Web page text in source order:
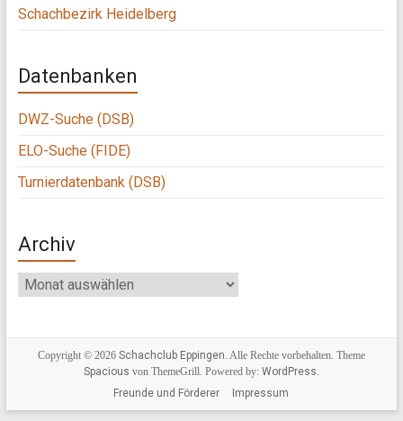
Schachbezirk Heidelberg
Datenbanken
DWZ-Suche (DSB)
ELO-Suche (FIDE)
Turnierdatenbank (DSB)
Archiv
Archiv
Copyright © 2026 Schachclub Eppingen. Alle Rechte vorbehalten. Theme
Spacious von ThemeGrill. Powered by: WordPress.
Freunde und Förderer
Impressum